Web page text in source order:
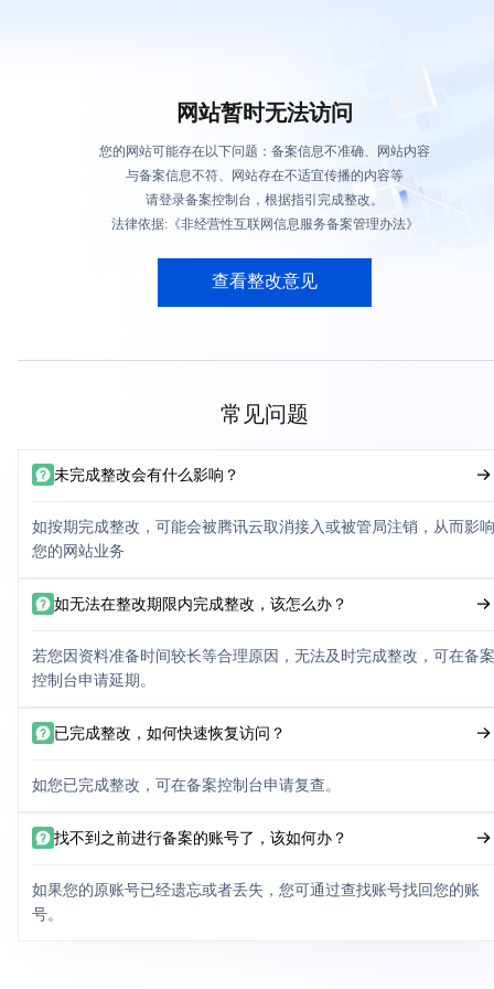
网站暂时无法访问
您的网站可能存在以下问题：备案信息不准确、网站内容
与备案信息不符、网站存在不适宜传播的内容等
请登录备案控制台，根据指引完成整改。
法律依据:《非经营性互联网信息服务备案管理办法》
查看整改意见
常见问题
未完成整改会有什么影响？
如按期完成整改，可能会被腾讯云取消接入或被管局注销，从而影响
您的网站业务
如无法在整改期限内完成整改，该怎么办？
若您因资料准备时间较长等合理原因，无法及时完成整改，可在备案
控制台申请延期。
已完成整改，如何快速恢复访问？
如您已完成整改，可在备案控制台申请复查。
找不到之前进行备案的账号了，该如何办？
如果您的原账号已经遗忘或者丢失，您可通过查找账号找回您的账
号。